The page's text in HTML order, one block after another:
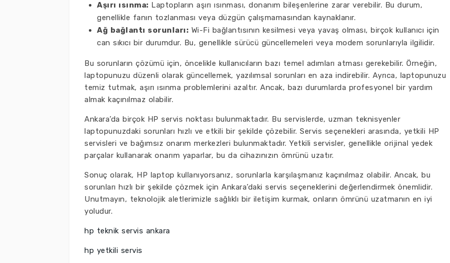
Aşırı ısınma: Laptopların aşırı ısınması, donanım bileşenlerine zarar verebilir. Bu durum,
genellikle fanın tozlanması veya düzgün çalışmamasından kaynaklanır.
Ağ bağlantı sorunları: Wi-Fi bağlantısının kesilmesi veya yavaş olması, birçok kullanıcı için
can sıkıcı bir durumdur. Bu, genellikle sürücü güncellemeleri veya modem sorunlarıyla ilgilidir.
Bu sorunların çözümü için, öncelikle kullanıcıların bazı temel adımları atması gerekebilir. Örneğin,
laptopunuzu düzenli olarak güncellemek, yazılımsal sorunları en aza indirebilir. Ayrıca, laptopunuzu
temiz tutmak, aşırı ısınma problemlerini azaltır. Ancak, bazı durumlarda profesyonel bir yardım
almak kaçınılmaz olabilir.
Ankara’da birçok HP servis noktası bulunmaktadır. Bu servislerde, uzman teknisyenler
laptopunuzdaki sorunları hızlı ve etkili bir şekilde çözebilir. Servis seçenekleri arasında, yetkili HP
servisleri ve bağımsız onarım merkezleri bulunmaktadır. Yetkili servisler, genellikle orijinal yedek
parçalar kullanarak onarım yaparlar, bu da cihazınızın ömrünü uzatır.
Sonuç olarak, HP laptop kullanıyorsanız, sorunlarla karşılaşmanız kaçınılmaz olabilir. Ancak, bu
sorunları hızlı bir şekilde çözmek için Ankara’daki servis seçeneklerini değerlendirmek önemlidir.
Unutmayın, teknolojik aletlerimizle sağlıklı bir iletişim kurmak, onların ömrünü uzatmanın en iyi
yoludur.
hp teknik servis ankara
hp yetkili servis